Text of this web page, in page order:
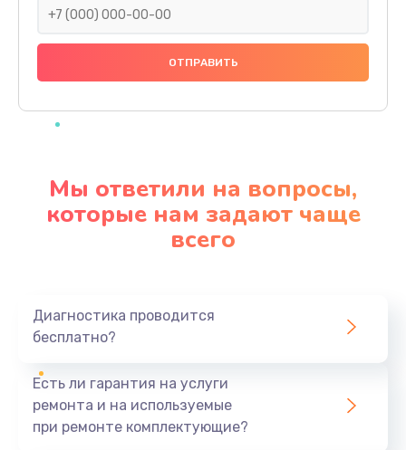
Замена праймера
1000 руб.
Заказать
Профилактическая чистка
Заказать
Мы ответили на вопросы,
которые нам задают чаще
всего
Диагностика проводится
бесплатно?
Есть ли гарантия на услуги
ремонта и на используемые
при ремонте комплектующие?